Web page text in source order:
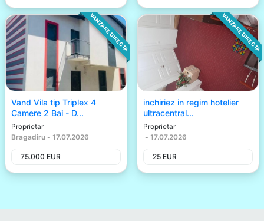
VANZARE DIRECTA
Vand Vila tip Triplex 4
Camere 2 Bai - D...
Proprietar
Bragadiru - 17.07.2026
75.000 EUR
VANZARE DIRECTA
inchiriez in regim hotelier
ultracentral...
Proprietar
- 17.07.2026
25 EUR